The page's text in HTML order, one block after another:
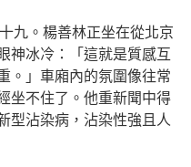
。楊善林正坐在從北京
神冰冷：「這就是質感互
。」車廂內的氛圍像往常
坐不住了。他重新聞中得
型沾染病，沾染性強且人